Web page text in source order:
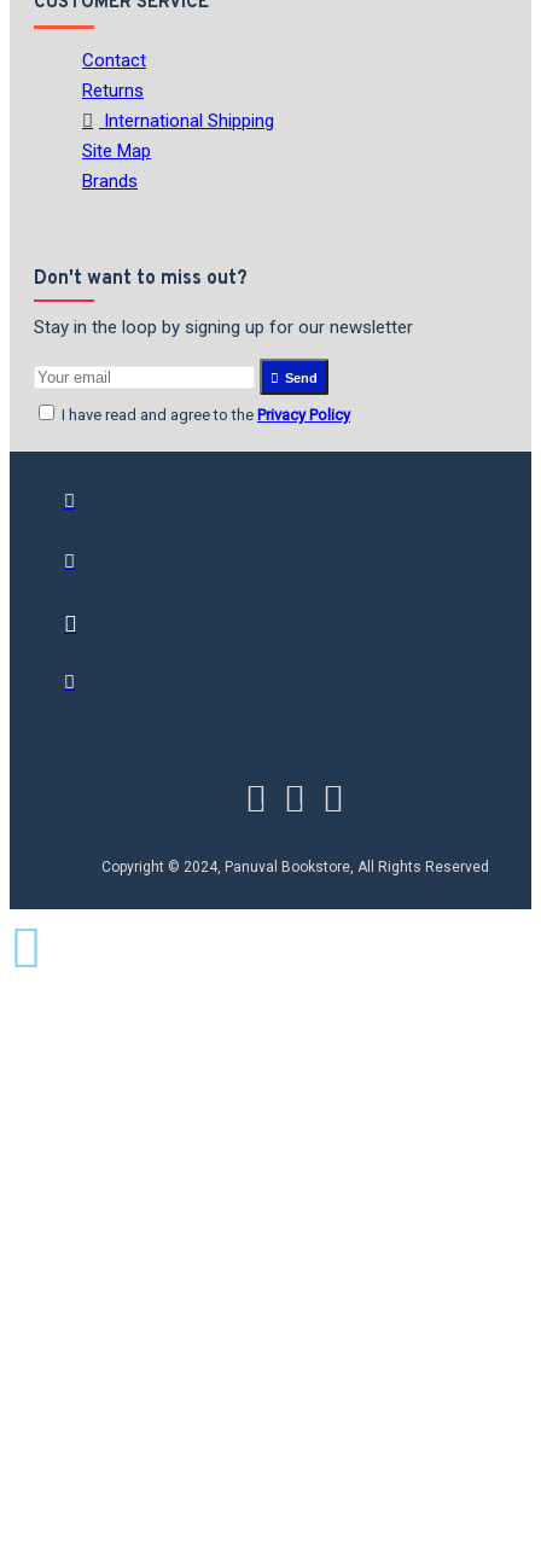
Contact
Returns
International Shipping
Site Map
Brands
Don't want to miss out?
Stay in the loop by signing up for our newsletter
Send
I have read and agree to the Privacy Policy
Copyright © 2024, Panuval Bookstore, All Rights Reserved